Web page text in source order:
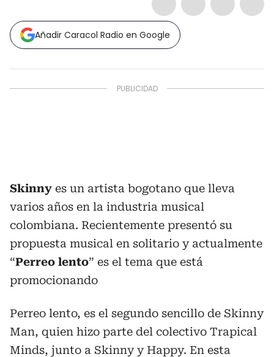
Añadir Caracol Radio en Google
Skinny es un artista bogotano que lleva
varios años en la industria musical
colombiana. Recientemente presentó su
propuesta musical en solitario y actualmente
“Perreo lento” es el tema que está
promocionando
Perreo lento, es el segundo sencillo de Skinny
Man, quien hizo parte del colectivo Trapical
Minds, junto a Skinny y Happy. En esta